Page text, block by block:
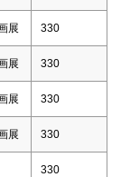
展 330
展 330
展 330
展 330
330